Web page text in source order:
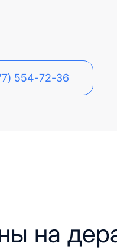
554-72-36
на